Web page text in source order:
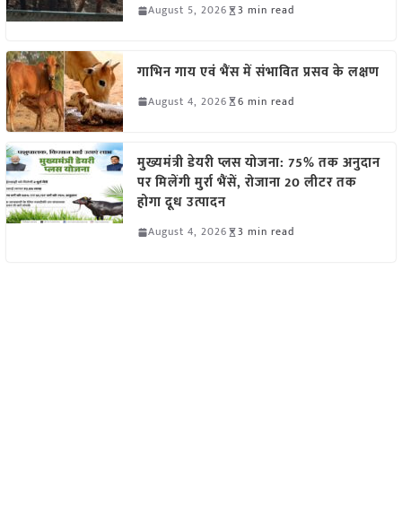
August 5, 2026 3 min read
गाभिन गाय एवं भैंस में संभावित प्रसव के लक्षण
August 4, 2026 6 min read
मुख्यमंत्री डेयरी प्लस योजना: 75% तक अनुदान
पर मिलेंगी मुर्रा भैंसें, रोजाना 20 लीटर तक
होगा दूध उत्पादन
August 4, 2026 3 min read